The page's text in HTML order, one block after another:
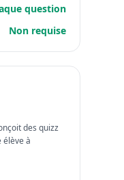
question
Non requise
des quizz
élève à